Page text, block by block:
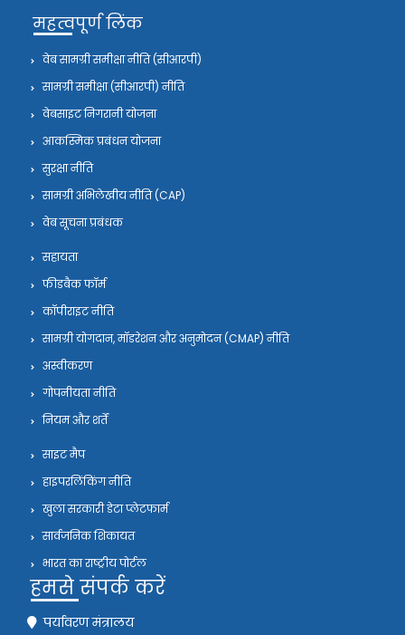
महत्वपूर्ण लिंक
वेब सामग्री समीक्षा नीति (सीआरपी)
सामग्री समीक्षा (सीआरपी) नीति
वेबसाइट निगरानी योजना
आकस्मिक प्रबंधन योजना
सुरक्षा नीति
सामग्री अभिलेखीय नीति (CAP)
वेब सूचना प्रबंधक
सहायता
फीडबैक फॉर्म
कॉपीराइट नीति
सामग्री योगदान, मॉडरेशन और अनुमोदन (CMAP) नीति
अस्वीकरण
गोपनीयता नीति
नियम और शर्तें
साइट मैप
हाइपरलिंकिंग नीति
खुला सरकारी डेटा प्लेटफार्म
सार्वजनिक शिकायत
भारत का राष्ट्रीय पोर्टल
हमसे संपर्क करें
पर्यावरण मंत्रालय